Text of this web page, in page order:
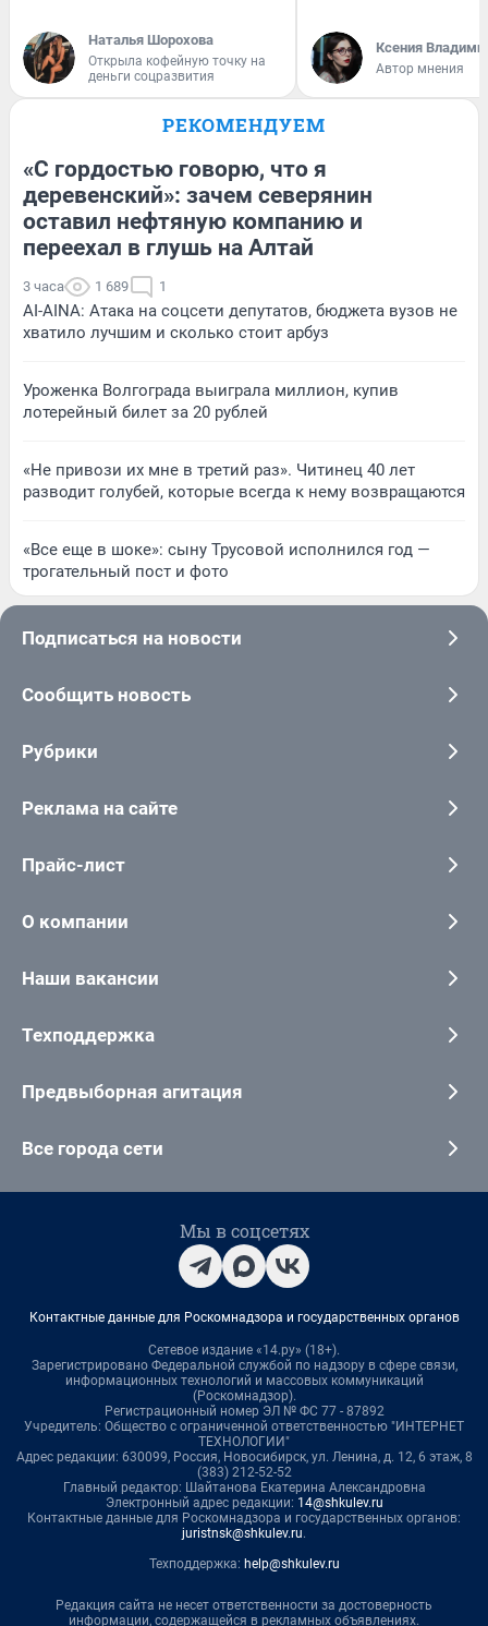
Наталья Шорохова
Открыла кофейную точку на
деньги соцразвития
Ксения
Автор мнения
РЕКОМЕНДУЕМ
«С гордостью говорю, что я
деревенский»: зачем северянин
оставил нефтяную компанию и
переехал в глушь на Алтай
3 часа 1 689 1
AI-AINA: Атака на соцсети депутатов, бюджета вузов не
хватило лучшим и сколько стоит арбуз
Уроженка Волгограда выиграла миллион, купив
лотерейный билет за 20 рублей
«Не привози их мне в третий раз». Читинец 40 лет
разводит голубей, которые всегда к нему возвращаются
«Все еще в шоке»: сыну Трусовой исполнился год —
трогательный пост и фото
Подписаться на новости
Сообщить новость
Рубрики
Реклама на сайте
Прайс-лист
О компании
Наши вакансии
Техподдержка
Предвыборная агитация
Все города сети
Мы в соцсетях
Контактные данные для Роскомнадзора и государственных органов
Сетевое издание «14.ру» (18+).
Зарегистрировано Федеральной службой по надзору в сфере связи,
информационных технологий и массовых коммуникаций
(Роскомнадзор).
Регистрационный номер ЭЛ № ФС 77 - 87892
Учредитель: Общество с ограниченной ответственностью "ИНТЕРНЕТ
ТЕХНОЛОГИИ"
Адрес редакции: 630099, Россия, Новосибирск, ул. Ленина, д. 12, 6 этаж, 8
(383) 212-52-52
Главный редактор: Шайтанова Екатерина Александровна
Электронный адрес редакции: 14@shkulev.ru
Контактные данные для Роскомнадзора и государственных органов:
juristnsk@shkulev.ru.
Техподдержка: help@shkulev.ru
Редакция сайта не несет ответственности за достоверность
информации, содержащейся в рекламных объявлениях.